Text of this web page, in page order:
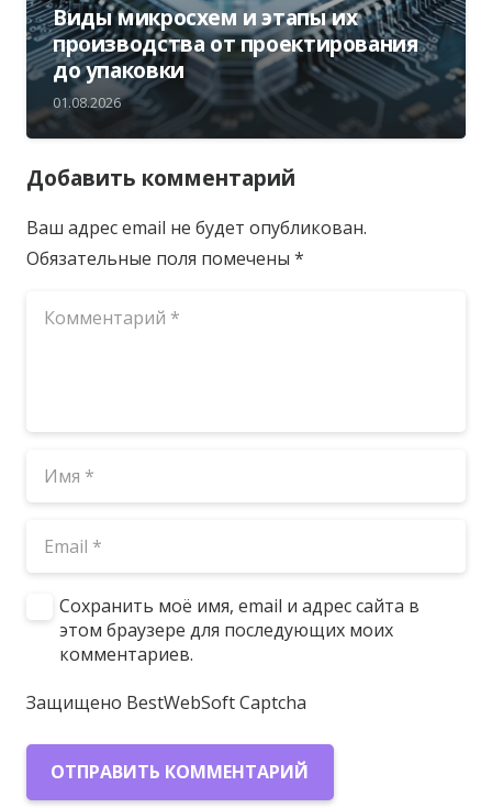
Виды микросхем и этапы их
производства от проектирования
до упаковки
01.08.2026
Добавить комментарий
Ваш адрес email не будет опубликован.
Обязательные поля помечены *
Сохранить моё имя, email и адрес сайта в
этом браузере для последующих моих
комментариев.
Защищено BestWebSoft Captcha
ОТПРАВИТЬ КОММЕНТАРИЙ